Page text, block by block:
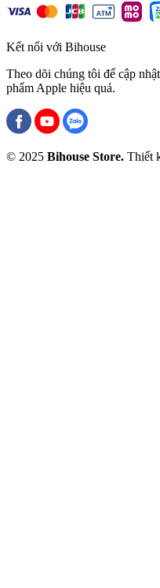
Kết nối với Bihouse
Theo dõi chúng tôi để cập
phẩm Apple hiệu quả.
© 2025 Bihouse Store. Thiết